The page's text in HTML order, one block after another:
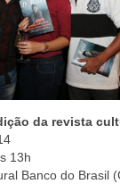
da revista
13h
Banco do Brasil